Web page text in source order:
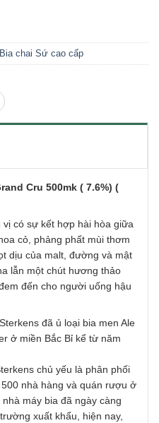
Bia chai Sứ cao cấp
Cru 500mk ( 7.6%) (
có sự kết hợp hài hòa giữa
cỏ, phảng phất mùi thơm
dịu của malt, đường và mật
lẫn một chút hương thảo
đến cho người uống hậu
đã ủ loại bia men Ale
ở miền Bắc Bỉ kể từ năm
chủ yếu là phân phối
nhà hàng và quán rượu ở
máy bia đã ngày càng
xuất khẩu, hiện nay,